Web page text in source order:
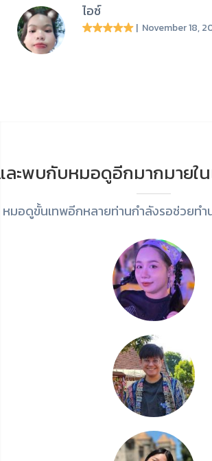
ไอซ์
| November 18,
ละพบกับหมอดูอีกมากมายใ
หมอดูขั้นเทพอีกหลายท่านกำลังรอช่วยท